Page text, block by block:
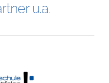
u.a.